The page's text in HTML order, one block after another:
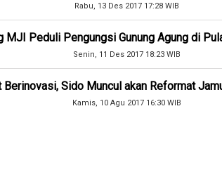
Rabu, 13 Des 2017 17:28 WIB
MJI Peduli Pengungsi Gunung Agung di
Senin, 11 Des 2017 18:23 WIB
Berinovasi, Sido Muncul akan Reformat
Kamis, 10 Agu 2017 16:30 WIB